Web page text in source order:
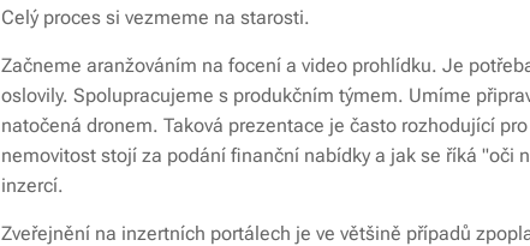
Celý proces si vezmeme na starosti.
Začneme aranžováním na focení a video prohlídku. Je
oslovily. Spolupracujeme s produkčním týmem. Umíme
natočená dronem. Taková prezentace je často rozhodující
nemovitost stojí za podání finanční nabídky a jak se říká "oči
inzercí.
Zveřejnění na inzertních portálech je ve většině případů